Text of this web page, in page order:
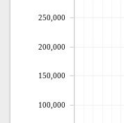
100,000
150,000
200,000
250,000